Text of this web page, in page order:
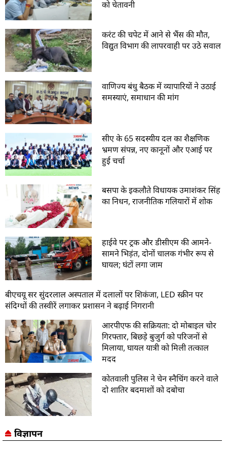
को चेतावनी
करंट की चपेट में आने से भैंस की मौत,
विद्युत विभाग की लापरवाही पर उठे सवाल
वाणिज्य बंधु बैठक में व्यापारियों ने उठाई
समस्याएं, समाधान की मांग
सीए के 65 सदस्यीय दल का शैक्षणिक
भ्रमण संपन्न, नए कानूनों और एआई पर
हुई चर्चा
बसपा के इकलौते विधायक उमाशंकर सिंह
का निधन, राजनीतिक गलियारों में शोक
हाईवे पर ट्रक और डीसीएम की आमने-
सामने भिड़ंत, दोनों चालक गंभीर रूप से
घायल; घंटों लगा जाम
बीएचयू सर सुंदरलाल अस्पताल में दलालों पर शिकंजा, LED स्क्रीन पर
संदिग्धों की तस्वीरें लगाकर प्रशासन ने बढ़ाई निगरानी
आरपीएफ की सक्रियता: दो मोबाइल चोर
गिरफ्तार, बिछड़े बुजुर्ग को परिजनों से
मिलाया, घायल यात्री को मिली तत्काल
मदद
कोतवाली पुलिस ने चेन स्नैचिंग करने वाले
दो शातिर बदमाशों को दबोचा
विज्ञापन